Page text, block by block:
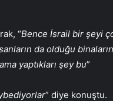
“Bence İsrail bir şeyi
da olduğu binaların
yaptıkları şey bu”
” diye konuştu.